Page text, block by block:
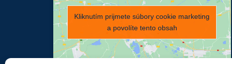
Kliknutím prijmete súbory cookie marketing
a povolíte tento obsah